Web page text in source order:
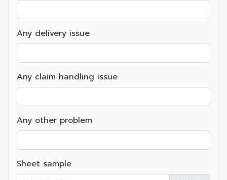
Any delivery issue
Any claim handling issue
Any other problem
Sheet sample